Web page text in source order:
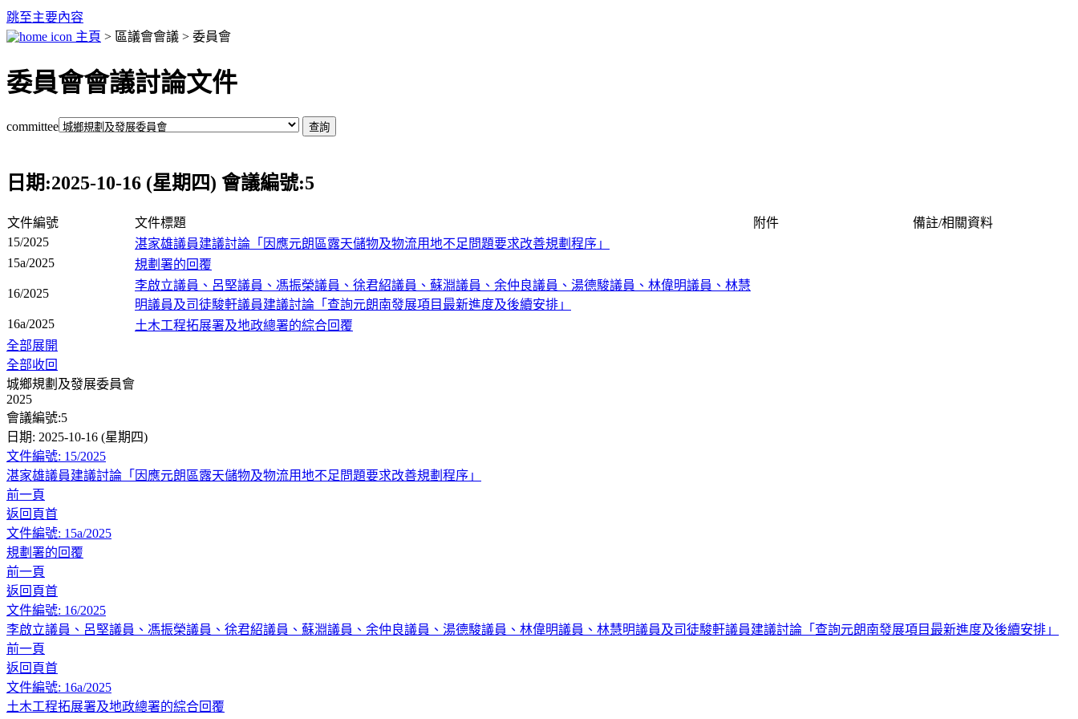
跳至主要內容
主頁 > 區議會會議 > 委員會
委員會會議討論文件
committee
日期:2025-10-16 (星期四) 會議編號:5
文件編號 文件標題 附件
備註/相關資料
15/2025
湛家雄議員建議討論「因應元朗區露天儲物及物流用地不足問題要求改善規劃程序」
15a/2025
規劃署的回覆
16/2025
李啟立議員、呂堅議員、馮振榮議員、徐君紹議員、蘇淵議員、余仲良議員、湯德駿議員、林偉明議員、林慧
明議員及司徒駿軒議員建議討論「查詢元朗南發展項目最新進度及後續安排」
16a/2025
土木工程拓展署及地政總署的綜合回覆
全部展開
全部收回
城鄉規劃及發展委員會
2025
會議編號:5
日期: 2025-10-16 (星期四)
文件編號: 15/2025
湛家雄議員建議討論「因應元朗區露天儲物及物流用地不足問題要求改善規劃程序」
前一頁
返回頁首
文件編號: 15a/2025
規劃署的回覆
前一頁
返回頁首
文件編號: 16/2025
李啟立議員、呂堅議員、馮振榮議員、徐君紹議員、蘇淵議員、余仲良議員、湯德駿議員、林偉明議員、林慧明議員及司徒駿軒議員建議討論「查詢元朗南發展項目最新進度及後續安排」
前一頁
返回頁首
文件編號: 16a/2025
土木工程拓展署及地政總署的綜合回覆